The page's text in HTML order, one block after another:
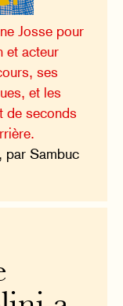
Josse pour
et acteur
ses
et les
de seconds
par Sambuc